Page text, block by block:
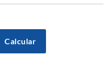
Calcular